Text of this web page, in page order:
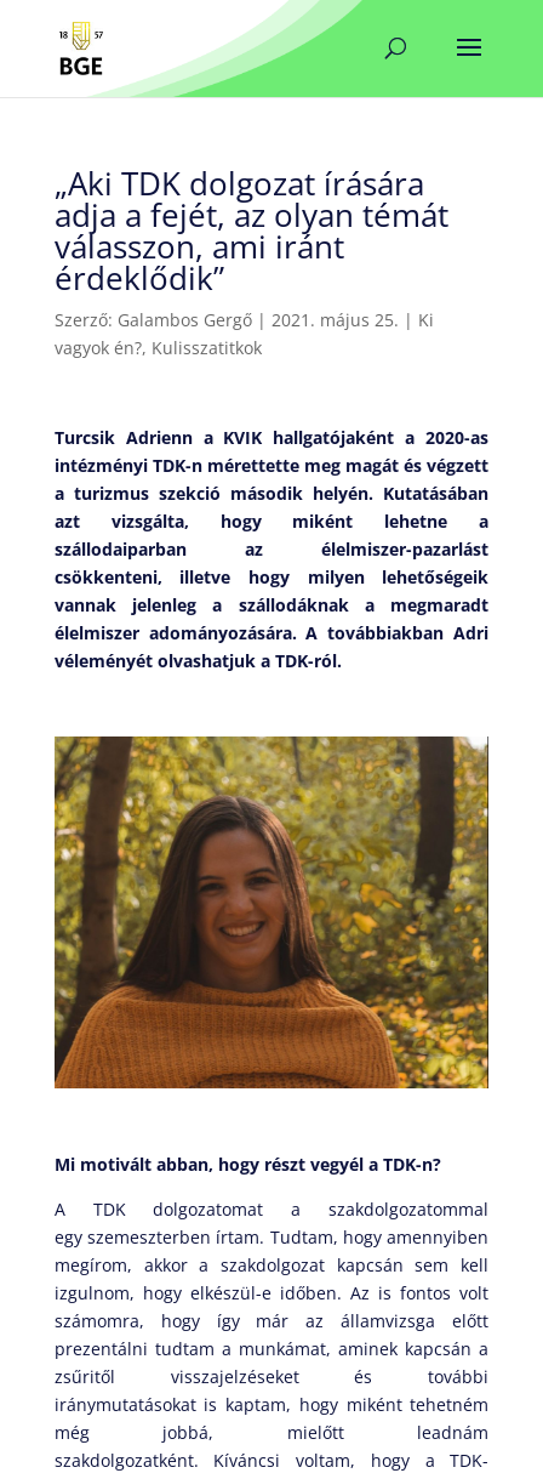
„Aki TDK dolgozat írására
adja a fejét, az olyan témát
válasszon, ami iránt
érdeklődik”
Szerző: Galambos Gergő| 2021. május 25. | Ki
vagyok én?, Kulisszatitkok
Turcsik Adrienn a KVIK hallgatójaként a 2020-as
intézményi TDK-n mérettette meg magát és végzett
a turizmus szekció második helyén. Kutatásában
azt vizsgálta, hogy miként lehetne a
szállodaiparban az élelmiszer-pazarlást
csökkenteni, illetve hogy milyen lehetőségeik
vannak jelenleg a szállodáknak a megmaradt
élelmiszer adományozására. A továbbiakban Adri
véleményét olvashatjuk a TDK-ról.
Mi motivált abban, hogy részt vegyél a TDK-n?
A TDK dolgozatomat a szakdolgozatommal
egy szemeszterben írtam. Tudtam, hogy amennyiben
megírom, akkor a szakdolgozat kapcsán sem kell
izgulnom, hogy elkészül-e időben. Az is fontos volt
számomra, hogy így már az államvizsga előtt
prezentálni tudtam a munkámat, aminek kapcsán a
zsűritől visszajelzéseket és további
iránymutatásokat is kaptam, hogy miként tehetném
még jobbá, mielőtt leadnám
szakdolgozatként. Kíváncsi voltam, hogy a TDK-